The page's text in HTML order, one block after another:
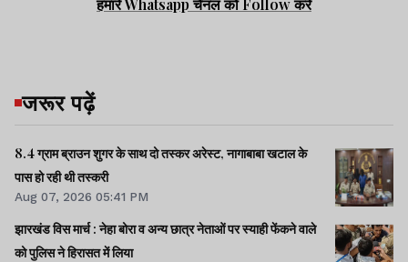
जरूर पढ़ें
8.4 ग्राम ब्राउन शुगर के साथ दो तस्कर अरेस्ट, नागाबाबा खटाल के
पास हो रही थी तस्करी
Aug 07, 2026 05:41 PM
झारखंड विस मार्च : नेहा बोरा व अन्य छात्र नेताओं पर स्याही फेंकने वाले
को पुलिस ने हिरासत में लिया